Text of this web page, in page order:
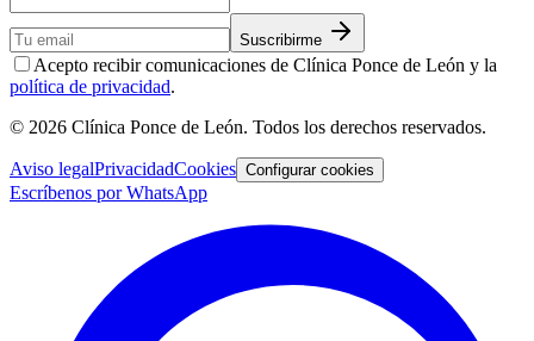
Suscribirme
Acepto recibir comunicaciones de Clínica Ponce de León y la
política de privacidad.
© 2026 Clínica Ponce de León. Todos los derechos reservados.
Aviso legalPrivacidadCookies Configurar cookies
Escríbenos por WhatsApp